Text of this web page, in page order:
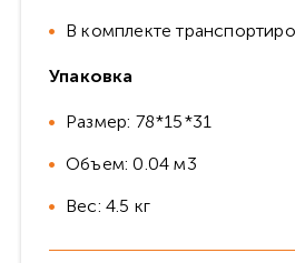
В комплекте
Упаковка
Размер: 78*15*31
Объем: 0.04 м3
Вес: 4.5 кг